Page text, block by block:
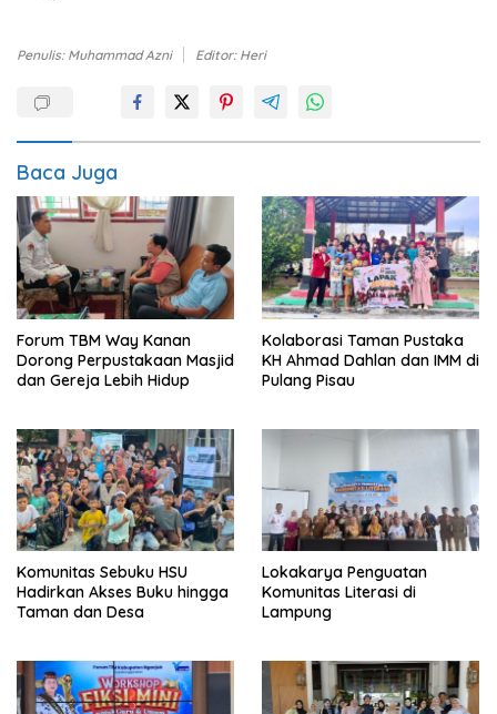
Penulis: Muhammad Azni Editor: Heri
Baca Juga
Forum TBM Way Kanan
Dorong Perpustakaan Masjid
dan Gereja Lebih Hidup
Kolaborasi Taman Pustaka
KH Ahmad Dahlan dan IMM di
Pulang Pisau
Komunitas Sebuku HSU
Hadirkan Akses Buku hingga
Taman dan Desa
Lokakarya Penguatan
Komunitas Literasi di
Lampung